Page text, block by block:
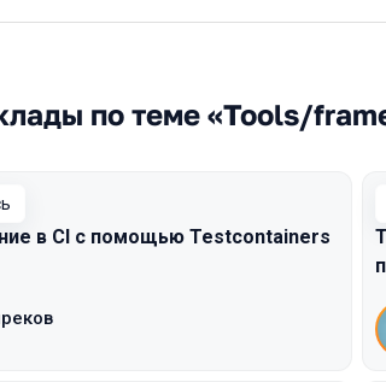
по теме «Tools/
в CI с помощью Testcontainers